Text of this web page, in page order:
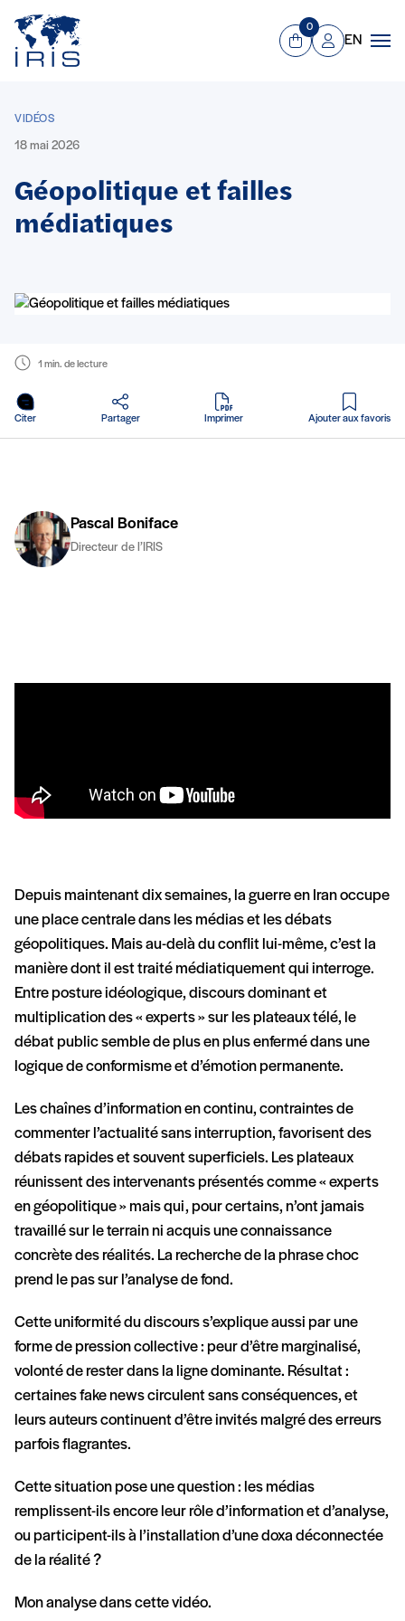
Aller au contenu principal
Panier
0
Mon compte
EN
VIDÉOS
18 mai 2026
Géopolitique et failles
médiatiques
1 min. de lecture
Citer Partager Imprimer
en PDF
Ajouter aux favoris
Pascal Boniface
Directeur de l’IRIS
Depuis maintenant dix semaines, la guerre en Iran occupe
une place centrale dans les médias et les débats
géopolitiques. Mais au-delà du conflit lui-même, c’est la
manière dont il est traité médiatiquement qui interroge.
Entre posture idéologique, discours dominant et
multiplication des « experts » sur les plateaux télé, le
débat public semble de plus en plus enfermé dans une
logique de conformisme et d’émotion permanente.
Les chaînes d’information en continu, contraintes de
commenter l’actualité sans interruption, favorisent des
débats rapides et souvent superficiels. Les plateaux
réunissent des intervenants présentés comme « experts
en géopolitique » mais qui, pour certains, n’ont jamais
travaillé sur le terrain ni acquis une connaissance
concrète des réalités. La recherche de la phrase choc
prend le pas sur l’analyse de fond.
Cette uniformité du discours s’explique aussi par une
forme de pression collective : peur d’être marginalisé,
volonté de rester dans la ligne dominante. Résultat :
certaines fake news circulent sans conséquences, et
leurs auteurs continuent d’être invités malgré des erreurs
parfois flagrantes.
Cette situation pose une question : les médias
remplissent-ils encore leur rôle d’information et d’analyse,
ou participent-ils à l’installation d’une doxa déconnectée
de la réalité ?
Mon analyse dans cette vidéo.